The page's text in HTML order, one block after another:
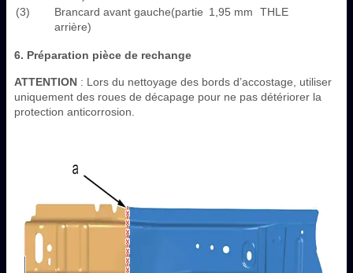
(3)
Brancard avant gauche(partie
arrière)
1,95 mm THLE
6. Préparation pièce de rechange
ATTENTION : Lors du nettoyage des bords d’accostage, utiliser
uniquement des roues de décapage pour ne pas détériorer la
protection anticorrosion.